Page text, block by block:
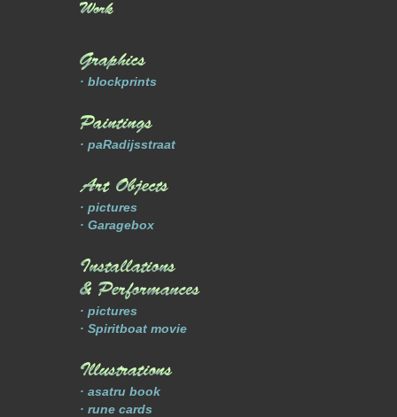
· blockprints
· paRadijsstraat
· pictures
· Garagebox
· pictures
· Spiritboat movie
· asatru book
· rune cards